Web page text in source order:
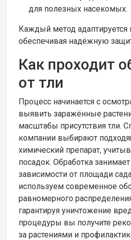
для полезных насекомых.
Каждый метод адаптируется
обеспечивая надёжную
Как проходит
от тли
Процесс начинается с
выявить заражённые
масштабы присутствия тли.
компании выбирают
химический препарат,
посадок. Обработка
зависимости от площади
используем современное
равномерного
гарантируя уничтожение
процедуры вы получите
за растениями и